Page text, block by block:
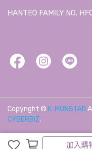
加入購
HANTEO FAMILY NO.
Copyright © K-MONSTAR
CYBERBIZ.